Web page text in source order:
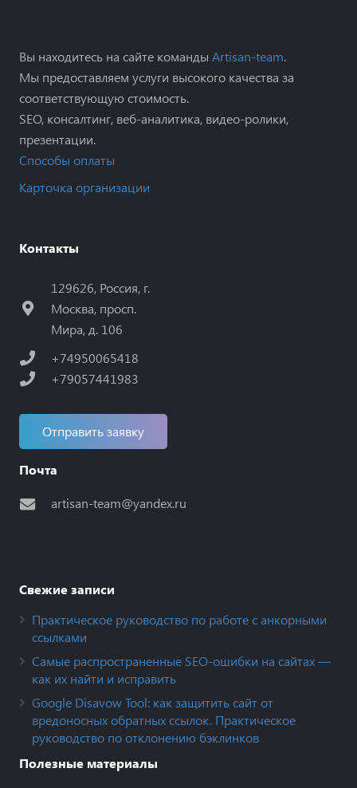
Вы находитесь на сайте команды Artisan-team.
Мы предоставляем услуги высокого качества за
соответствующую стоимость.
SEO, консалтинг, веб-аналитика, видео-ролики,
презентации.
Способы оплаты
Карточка организации
Контакты
129626, Россия, г.
Москва, просп.
Мира, д. 106
+74950065418
+79057441983
Отправить заявку
Почта
artisan-team@yandex.ru
Свежие записи
Практическое руководство по работе с анкорными
ссылками
Самые распространенные SEO-ошибки на сайтах —
как их найти и исправить
Google Disavow Tool: как защитить сайт от
вредоносных обратных ссылок. Практическое
руководство по отклонению бэклинков
Полезные материалы